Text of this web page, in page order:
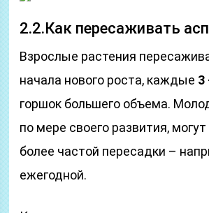
2.2.Как пересаживать
Взрослые растения
начала нового роста, каждые 3
горшок большего объема.
по мере своего развития,
более частой пересадки –
ежегодной.